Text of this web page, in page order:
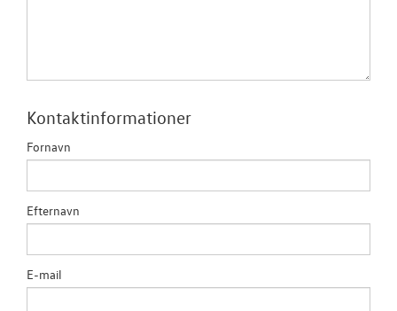
NYE VAREBILER
Kontaktinformationer
Fornavn
Efternavn
E-mail